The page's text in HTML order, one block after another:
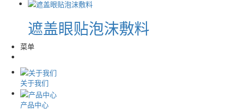
遮盖眼贴泡沫敷料
菜单
关于我们
产品中心